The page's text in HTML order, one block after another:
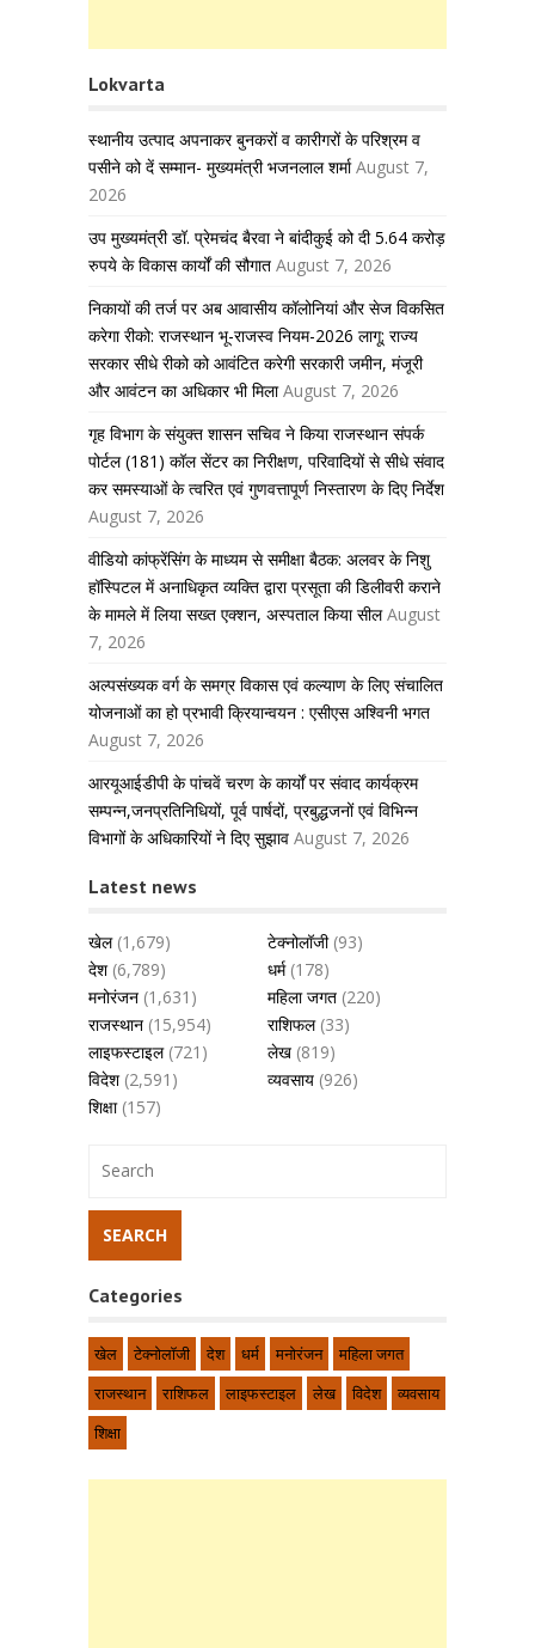
Lokvarta
स्थानीय उत्पाद अपनाकर बुनकरों व कारीगरों के परिश्रम व
पसीने को दें सम्मान- मुख्यमंत्री भजनलाल शर्मा August 7,
2026
उप मुख्यमंत्री डॉ. प्रेमचंद बैरवा ने बांदीकुई को दी 5.64 करोड़
रुपये के विकास कार्यों की सौगात August 7, 2026
निकायों की तर्ज पर अब आवासीय कॉलोनियां और सेज विकसित
करेगा रीको: राजस्थान भू-राजस्व नियम-2026 लागू; राज्य
सरकार सीधे रीको को आवंटित करेगी सरकारी जमीन, मंजूरी
और आवंटन का अधिकार भी मिला August 7, 2026
गृह विभाग के संयुक्त शासन सचिव ने किया राजस्थान संपर्क
पोर्टल (181) कॉल सेंटर का निरीक्षण, परिवादियों से सीधे संवाद
कर समस्याओं के त्वरित एवं गुणवत्तापूर्ण निस्तारण के दिए निर्देश
August 7, 2026
वीडियो कांफ्रेंसिंग के माध्यम से समीक्षा बैठक: अलवर के निशु
हॉस्पिटल में अनाधिकृत व्यक्ति द्वारा प्रसूता की डिलीवरी कराने
के मामले में लिया सख्त एक्शन, अस्पताल किया सील August
7, 2026
अल्पसंख्यक वर्ग के समग्र विकास एवं कल्याण के लिए संचालित
योजनाओं का हो प्रभावी क्रियान्वयन : एसीएस अश्विनी भगत
August 7, 2026
आरयूआईडीपी के पांचवें चरण के कार्यों पर संवाद कार्यक्रम
सम्पन्न,जनप्रतिनिधियों, पूर्व पार्षदों, प्रबुद्धजनों एवं विभिन्न
विभागों के अधिकारियों ने दिए सुझाव August 7, 2026
Latest news
खेल(1,679) टेक्नोलॉजी(93)
देश(6,789) धर्म(178)
मनोरंजन (1,631) महिला जगत (220)
राजस्थान (15,954) राशिफल(33)
लाइफस्टाइल(721) लेख (819)
विदेश(2,591) व्यवसाय (926)
शिक्षा(157)
Categories
खेल टेक्नोलॉजी देश धर्म मनोरंजन
महिला जगत
राजस्थान
राशिफल लाइफस्टाइल लेख विदेश
व्यवसाय
शिक्षा